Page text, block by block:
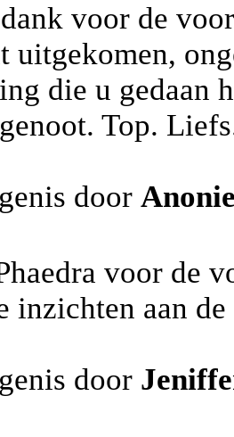
voor de
uitgekomen,
die u gedaan
Top.
door
voor de
inzichten aan
door